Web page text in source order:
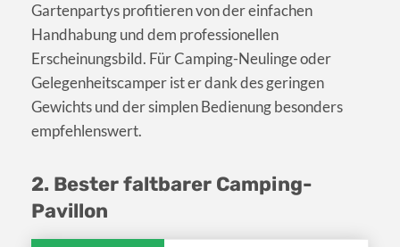
Gartenpartys profitieren von der einfachen
Handhabung und dem professionellen
Erscheinungsbild. Für Camping-Neulinge oder
Gelegenheitscamper ist er dank des geringen
Gewichts und der simplen Bedienung besonders
empfehlenswert.
2. Bester faltbarer Camping-
Pavillon